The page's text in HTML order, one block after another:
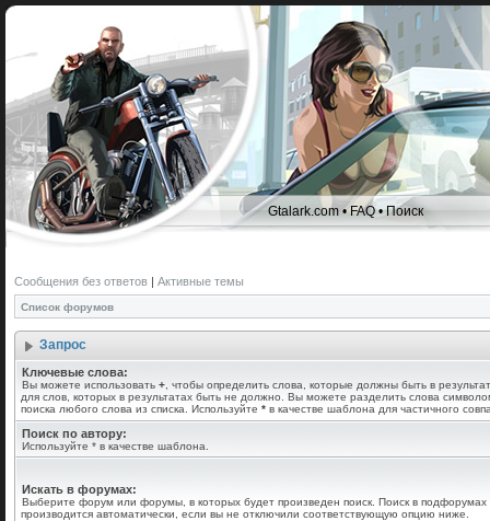
Gtalark.com •FAQ•Поиск
Сообщения без ответов | Активные темы
Список форумов
Запрос
Ключевые слова:
Вы можете использовать + , чтобы определить слова, которые должны быть в
для слов, которых в результатах быть не должно. Вы можете разделить слова
поиска любого слова из списка. Используйте * в качестве шаблона для частичного
Поиск по автору:
Используйте * в качестве шаблона.
Искать в форумах:
Выберите форум или форумы, в которых будет произведен поиск. Поиск в подфорумах
производится автоматически, если вы не отключили соответствующую опцию ниже.